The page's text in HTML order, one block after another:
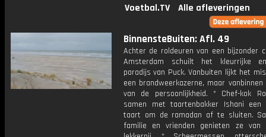
Voetbal.TV
Alle afleveringen
BinnensteBuiten: Afl. 49
Achter de roldeuren van een bijzonder
Amsterdam schuilt het kleurrijke
paradijs van Puck. Vanbuiten lijkt het
een brandweerkazerne, maar
van de persoonlijkheid. * Chef-kok
samen met taartenbakker Ishani een
taart om de ramadan af te sluiten.
familie en vrienden genieten ze van